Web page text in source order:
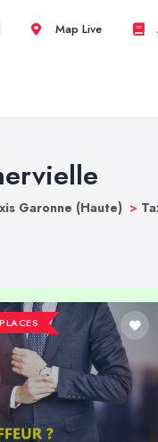
Map Live
Garonne (Haute) >